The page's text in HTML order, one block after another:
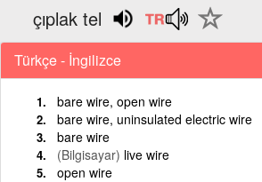
çıplak tel
Türkçe - İngilizce
bare wire, open wire
bare wire, uninsulated electric wire
bare wire
(Bilgisayar) live wire
open wire